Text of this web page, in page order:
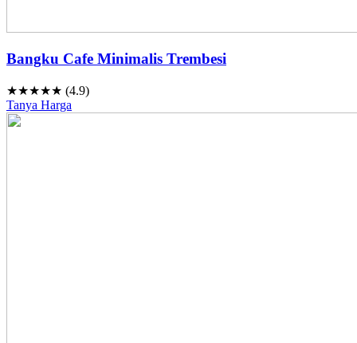
Bangku Cafe Minimalis Trembesi
★★★★★ (4.9)
Tanya Harga